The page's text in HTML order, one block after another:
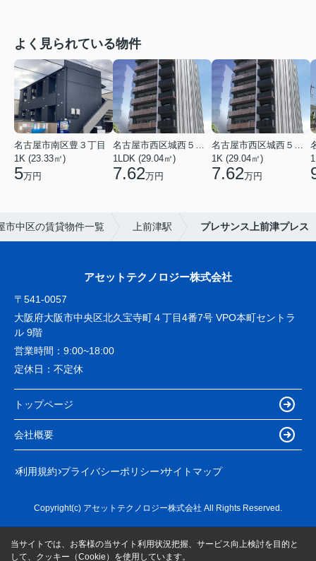
よく見られている物件
名古屋市南区豊３丁目
1K (23.33㎡)
5万円
名古屋市西区城西５丁目
1LDK (29.04㎡)
7.62万円
名古屋市西区城西５丁目
1K (29.04㎡)
7.62万円
市中区の賃貸物件一覧 上前津駅 プレサンス上前津プレス
アセットテクノロジー株式会社
〒541-0057
大阪府大阪市中央区北久宝寺町４丁目4番7号 VPO本町セントラ
ル 9階
営業時間： 9:00~18:00
定休日： 不定休
トップページ
会社概要
利用規約 プライバシーポリシー サイトマップ
Copyright(c) アセットテクノロジー株式会社 All Rights Reserved.
当サイトでは、お客様の当サイト利用状況把握、サービス向上検討を目的と
して、クッキー（Cookie）を使用しています。